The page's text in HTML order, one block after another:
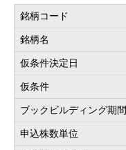
銘柄コード
銘柄名
仮条件決定日
仮条件
ブックビルディング期間
申込株数単位